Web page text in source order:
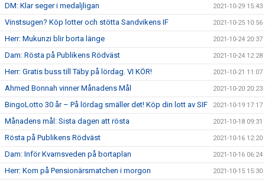
DM: Klar seger i medaljligan 2021-10-29 15:43
Vinstsugen? Köp lotter och stötta Sandvikens IF 2021-10-25 10:56
Herr: Mukunzi blir borta länge 2021-10-24 20:37
Dam: Rösta på Publikens Rödväst 2021-10-24 12:28
Herr: Gratis buss till Täby på lördag. VI KÖR! 2021-10-21 11:07
Ahmed Bonnah vinner Månadens Mål 2021-10-20 20:23
BingoLotto 30 år – På lördag smäller det! Köp din lott av SIF 2021-10-19 17:17
Månadens mål: Sista dagen att rösta 2021-10-18 09:31
Rösta på Publikens Rödväst 2021-10-16 12:20
Dam: Inför Kvarnsveden på bortaplan 2021-10-16 06:24
Herr: Kom på Pensionärsmatchen i morgon 2021-10-15 15:30